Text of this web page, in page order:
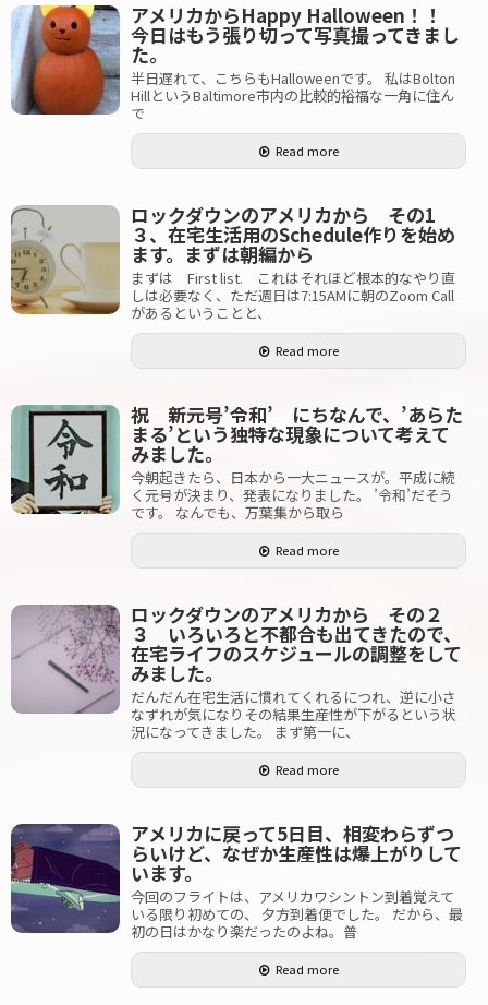
アメリカからHappy Halloween！！
今日はもう張り切って写真撮ってきまし
た。
半日遅れて、こちらもHalloweenです。 私はBolton
HillというBaltimore市内の比較的裕福な一角に住ん
で
Read more
ロックダウンのアメリカから その1
３、在宅生活用のSchedule作りを始め
ます。まずは朝編から
まずは First list. これはそれほど根本的なやり直
しは必要なく、ただ週日は7:15AMに朝のZoom Call
があるということと、
Read more
祝 新元号’令和’ にちなんで、’あらた
まる’という独特な現象について考えて
みました。
今朝起きたら、日本から一大ニュースが。平成に続
く元号が決まり、発表になりました。 ’令和’だそう
です。 なんでも、万葉集から取ら
Read more
ロックダウンのアメリカから その２
３ いろいろと不都合も出てきたので、
在宅ライフのスケジュールの調整をして
みました。
だんだん在宅生活に慣れてくれるにつれ、逆に小さ
なずれが気になりその結果生産性が下がるという状
況になってきました。 まず第一に、
Read more
アメリカに戻って5日目、相変わらずつ
らいけど、なぜか生産性は爆上がりして
います。
今回のフライトは、アメリカワシントン到着覚えて
いる限り初めての、 夕方到着便でした。 だから、最
初の日はかなり楽だったのよね。普
Read more